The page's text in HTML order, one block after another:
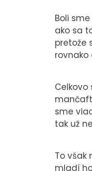
Boli
ako sa
pretože
rovnako
mančaft
sme
tak už
To však
mladí